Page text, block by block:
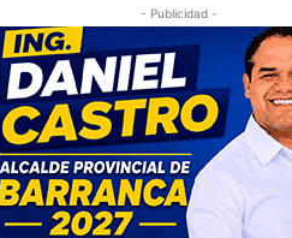
- Publicidad -